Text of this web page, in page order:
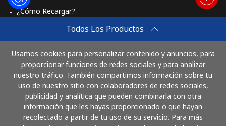
Todos Los Productos
Usamos cookies para personalizar contenido y anuncios, para
proporcionar funciones de redes sociales y para analizar
nuestro tráfico. También compartimos información sobre tu
uso de nuestro sitio con colaboradores de redes sociales,
publicidad y analítica que pueden combinarla con otra
información que les hayas proporcionado o que hayan
recolectado a partir de tu uso de su servicio. Para más
¿Cómo Recargar?
Cómo funciona
Paga con